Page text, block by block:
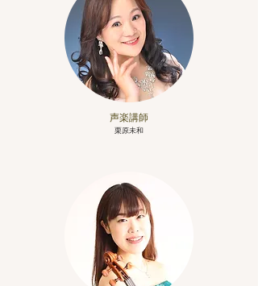
​声楽講師
栗原未和